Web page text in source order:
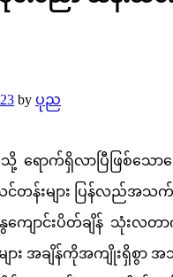
by ပုည
ောက်ရှိလာပြီဖြစ်သောက
င်တန်းများ ပြန်လည်အ
ျောင်းပိတ်ချိန် သုံးလတ
ား အချိန်ကိုအကျိုးရှိစွာ အ